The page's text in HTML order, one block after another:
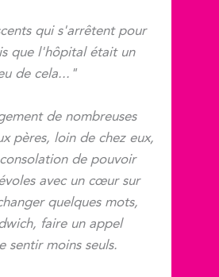
qui s'arrêtent pour
que l'hôpital était un
de cela..."
de nombreuses
pères, loin de chez eux,
de pouvoir
avec un cœur sur
quelques mots,
faire un appel
sentir moins seuls.